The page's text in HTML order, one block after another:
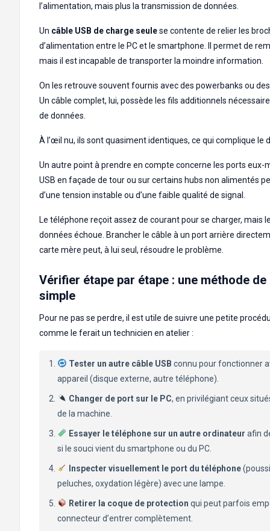
l’alimentation, mais plus la transmission de données.
Un câble USB de charge seulese contente de relier les
d’alimentation entre le PC et le smartphone. Il permet de
mais il est incapable de transporter la moindre information.
On les retrouve souvent fournis avec des powerbanks ou
Un câble complet, lui, possède les fils additionnels
de données.
À l’œil nu, ils sont quasiment identiques, ce qui complique le
Un autre point à prendre en compte concerne les ports eux-
USB en façade de tour ou sur certains hubs non alimentés
d’une tension instable ou d’une faible qualité de signal.
Le téléphone reçoit assez de courant pour se charger, mais
données échoue. Brancher le câble à un port arrière
carte mère peut, à lui seul, résoudre le problème.
Vérifier étape par étape : une méthode
simple
Pour ne pas se perdre, il est utile de suivre une petite
comme le ferait un technicien en atelier :
Tester un autre câble USB connu pour fonctionner
appareil (disque externe, autre téléphone).
Changer de port sur le PC, en privilégiant ceux
de la machine.
Essayer le téléphone sur un autre ordinateur afin
si le souci vient du smartphone ou du PC.
Inspecter visuellement le port du téléphone
peluches, oxydation légère) avec une lampe.
Retirer la coque de protection qui peut parfois
connecteur d’entrer complètement.